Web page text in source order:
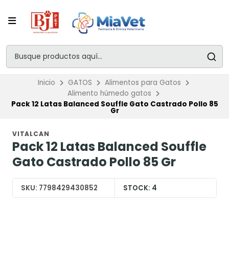
Inicio GATOS
Alimentos para Gatos
Alimento húmedo gatos
Pack 12 Latas Balanced Souffle Gato Castrado Pollo 85
Gr
VITALCAN
Pack 12 Latas Balanced Souffle
Gato Castrado Pollo 85 Gr
SKU: 7798429430852 STOCK: 4